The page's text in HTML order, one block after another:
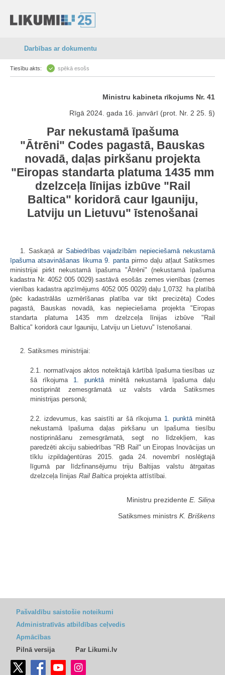
Darbības ar dokumentu
Tiesību akts: spēkā esošs
Ministru kabineta rīkojums Nr. 41
Rīgā 2024. gada 16. janvārī (prot. Nr. 2 25. §)
Par nekustamā īpašuma
"Ātrēni" Codes pagastā, Bauskas
novadā, daļas pirkšanu projekta
"Eiropas standarta platuma 1435 mm
dzelzceļa līnijas izbūve "Rail
Baltica" koridorā caur Igauniju,
Latviju un Lietuvu" īstenošanai
1. Saskaņā ar Sabiedrības vajadzībām nepieciešamā nekustamā
īpašuma atsavināšanas likuma 9. pantapirmo daļu atļaut Satiksmes
ministrijai pirkt nekustamā īpašuma "Ātrēni" (nekustamā īpašuma
kadastra Nr. 4052 005 0029) sastāvā esošās zemes vienības (zemes
vienības kadastra apzīmējums 4052 005 0029) daļu 1,0732 ha platībā
(pēc kadastrālās uzmērīšanas platība var tikt precizēta) Codes
pagastā, Bauskas novadā, kas nepieciešama projekta "Eiropas
standarta platuma 1435 mm dzelzceļa līnijas izbūve "Rail
Baltica" koridorā caur Igauniju, Latviju un Lietuvu" īstenošanai.
2. Satiksmes ministrijai:
2.1. normatīvajos aktos noteiktajā kārtībā īpašuma tiesības uz
šā rīkojuma 1. punktā minētā nekustamā īpašuma daļu
nostiprināt zemesgrāmatā uz valsts vārda Satiksmes
ministrijas personā;
2.2. izdevumus, kas saistīti ar šā rīkojuma 1. punktāminētā
nekustamā īpašuma daļas pirkšanu un īpašuma tiesību
nostiprināšanu zemesgrāmatā, segt no līdzekļiem, kas
paredzēti akciju sabiedrības "RB Rail" un Eiropas Inovācijas un
tīklu izpildaģentūras 2015. gada 24. novembrī noslēgtajā
līgumā par līdzfinansējumu triju Baltijas valstu ātrgaitas
dzelzceļa līnijas Rail Baltica projekta attīstībai.
Ministru prezidente E. Siliņa
Satiksmes ministrs K. Briškens
Pašvaldību saistošie noteikumi
Administratīvās atbildības ceļvedis
Apmācības
Pilnā versija
Par Likumi.lv